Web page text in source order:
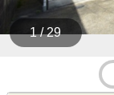
1 / 29